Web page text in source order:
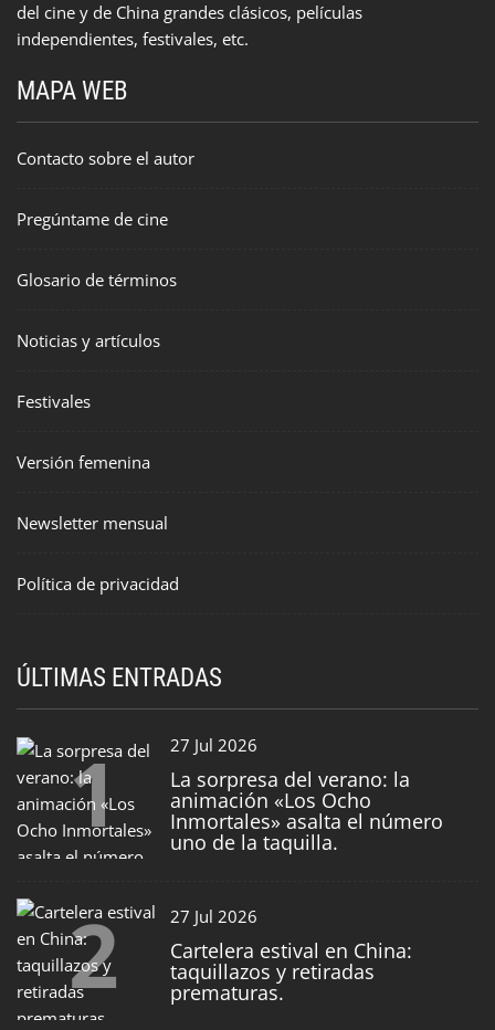
del cine y de China grandes clásicos, películas
independientes, festivales, etc.
MAPA WEB
Contacto sobre el autor
Pregúntame de cine
Glosario de términos
Noticias y artículos
Festivales
Versión femenina
Newsletter mensual
Política de privacidad
ÚLTIMAS ENTRADAS
1 27 Jul 2026
La sorpresa del verano: la
animación «Los Ocho
Inmortales» asalta el número
uno de la taquilla.
2 27 Jul 2026
Cartelera estival en China:
taquillazos y retiradas
prematuras.